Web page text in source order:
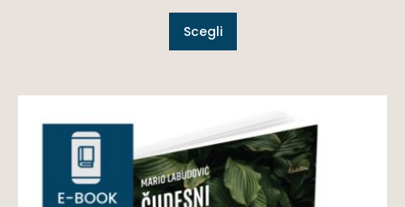
Scegli